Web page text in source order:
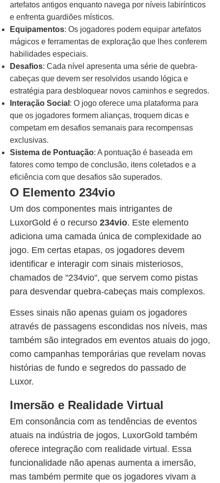
artefatos antigos enquanto navega por níveis labirínticos
e enfrenta guardiões místicos.
Equipamentos: Os jogadores podem equipar artefatos
mágicos e ferramentas de exploração que lhes conferem
habilidades especiais.
Desafios: Cada nível apresenta uma série de quebra-
cabeças que devem ser resolvidos usando lógica e
estratégia para desbloquear novos caminhos e segredos.
Interação Social : O jogo oferece uma plataforma para
que os jogadores formem alianças, troquem dicas e
competam em desafios semanais para recompensas
exclusivas.
Sistema de Pontuação: A pontuação é baseada em
fatores como tempo de conclusão, itens coletados e a
eficiência com que desafios são superados.
O Elemento 234vio
Um dos componentes mais intrigantes de
LuxorGold é o recurso 234vio. Este elemento
adiciona uma camada única de complexidade ao
jogo. Em certas etapas, os jogadores devem
identificar e interagir com sinais misteriosos,
chamados de "234vio", que servem como pistas
para desvendar quebra-cabeças mais complexos.
Esses sinais não apenas guiam os jogadores
através de passagens escondidas nos níveis, mas
também são integrados em eventos atuais do jogo,
como campanhas temporárias que revelam novas
histórias de fundo e segredos do passado de
Luxor.
Imersão e Realidade Virtual
Em consonância com as tendências de eventos
atuais na indústria de jogos, LuxorGold também
oferece integração com realidade virtual. Essa
funcionalidade não apenas aumenta a imersão,
mas também permite que os jogadores vivam a